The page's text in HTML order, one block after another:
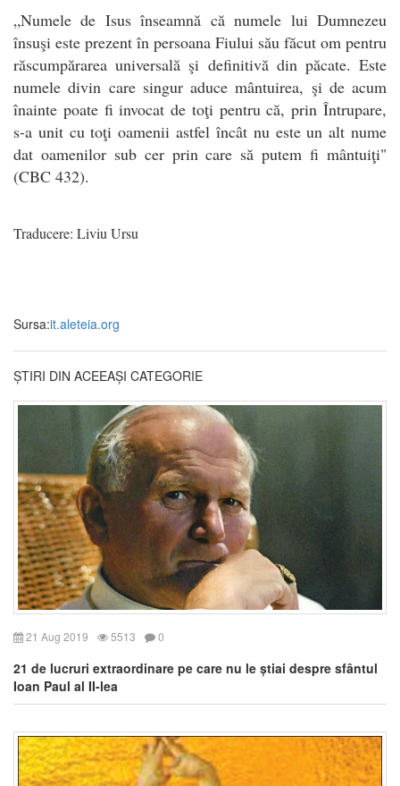
„Numele de Isus înseamnă că numele lui Dumnezeu
însuşi este prezent în persoana Fiului său făcut om pentru
răscumpărarea universală şi definitivă din păcate. Este
numele divin care singur aduce mântuirea, şi de acum
înainte poate fi invocat de toţi pentru că, prin Întrupare,
s-a unit cu toţi oamenii astfel încât nu este un alt nume
dat oamenilor sub cer prin care să putem fi mântuiţi"
(CBC 432).
Traducere: Liviu Ursu
Sursa:it.aleteia.org
ȘTIRI DIN ACEEAȘI CATEGORIE
21 Aug 2019 5513 0
21 de lucruri extraordinare pe care nu le știai despre sfântul
Ioan Paul al II-lea